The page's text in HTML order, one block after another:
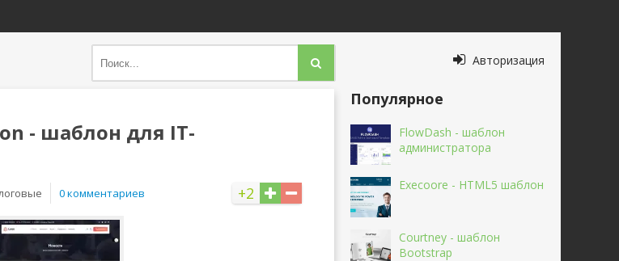
Авторизация
- шаблон для IT-
+2
0 комментариев
Популярное
FlowDash - шаблон
администратора
Execoore - HTML5 шаблон
Courtney - шаблон
Bootstrap